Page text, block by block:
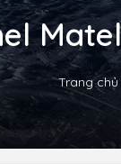
Trang chủ